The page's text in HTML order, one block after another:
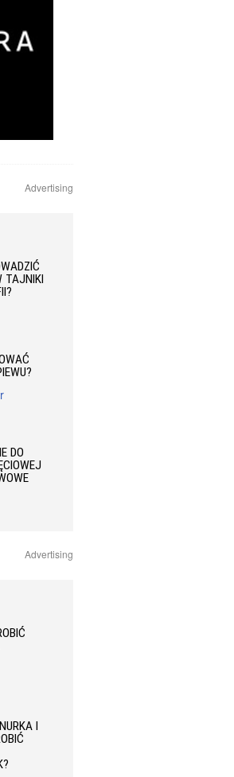
Advertising
TAJNIKI
DO
Advertising
I